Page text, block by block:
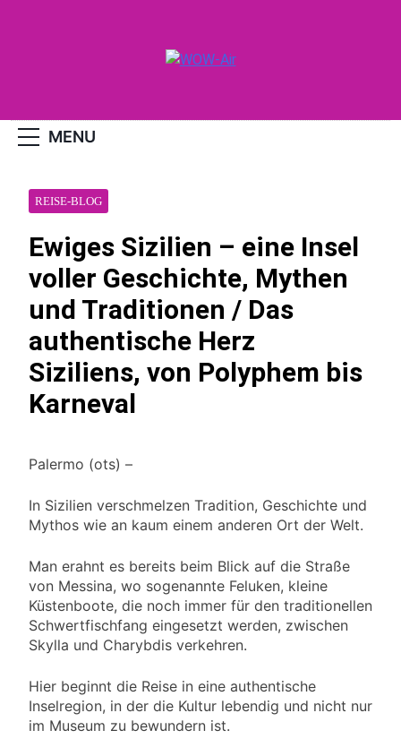
MENU
REISE-BLOG
Ewiges Sizilien – eine Insel
voller Geschichte, Mythen
und Traditionen / Das
authentische Herz
Siziliens, von Polyphem bis
Karneval
Palermo (ots) –
In Sizilien verschmelzen Tradition, Geschichte und
Mythos wie an kaum einem anderen Ort der Welt.
Man erahnt es bereits beim Blick auf die Straße
von Messina, wo sogenannte Feluken, kleine
Küstenboote, die noch immer für den traditionellen
Schwertfischfang eingesetzt werden, zwischen
Skylla und Charybdis verkehren.
Hier beginnt die Reise in eine authentische
Inselregion, in der die Kultur lebendig und nicht nur
im Museum zu bewundern ist.